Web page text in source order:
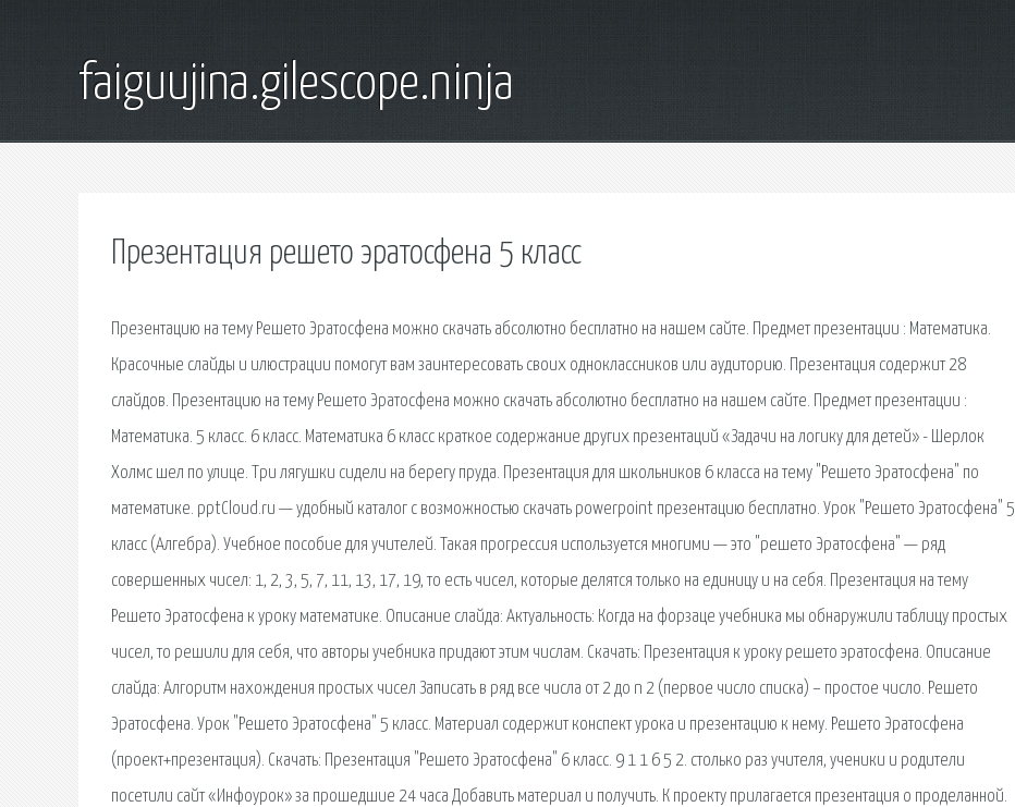
faiguujina.gilescope.ninja
Презентация решето эратосфена 5 класс
Презентацию на тему Решето Эратосфена можно скачать абсолютно бесплатно на нашем сайте. Предмет презентации : Математика.
Красочные слайды и илюстрации помогут вам заинтересовать своих одноклассников или аудиторию. Презентация содержит 28
слайдов. Презентацию на тему Решето Эратосфена можно скачать абсолютно бесплатно на нашем сайте. Предмет презентации :
Математика. 5 класс. 6 класс. Математика 6 класс краткое содержание других презентаций «Задачи на логику для детей» - Шерлок
Холмс шел по улице. Три лягушки сидели на берегу пруда. Презентация для школьников 6 класса на тему "Решето Эратосфена" по
математике. pptCloud.ru — удобный каталог с возможностью скачать powerpoint презентацию бесплатно. Урок "Решето Эратосфена" 5
класс (Алгебра). Учебное пособие для учителей. Такая прогрессия используется многими — это "решето Эратосфена" — ряд
совершенных чисел: 1, 2, 3, 5, 7, 11, 13, 17, 19, то есть чисел, которые делятся только на единицу и на себя. Презентация на тему
Решето Эратосфена к уроку математике. Описание слайда: Актуальность: Когда на форзаце учебника мы обнаружили таблицу простых
чисел, то решили для себя, что авторы учебника придают этим числам. Cкачать: Презентация к уроку решето эратосфена. Описание
слайда: Алгоритм нахождения простых чисел Записать в ряд все числа от 2 до n 2 (первое число списка) – простое число. Решето
Эратосфена. Урок "Решето Эратосфена" 5 класс. Материал содержит конспект урока и презентацию к нему. Решето Эратосфена
(проект+презентация). Скачать: Презентация "Решето Эратосфена" 6 класс. 9 1 1 6 5 2. столько раз учителя, ученики и родители
посетили сайт «Инфоурок» за прошедшие 24 часа Добавить материал и получить. К проекту прилагается презентация о проделанной.